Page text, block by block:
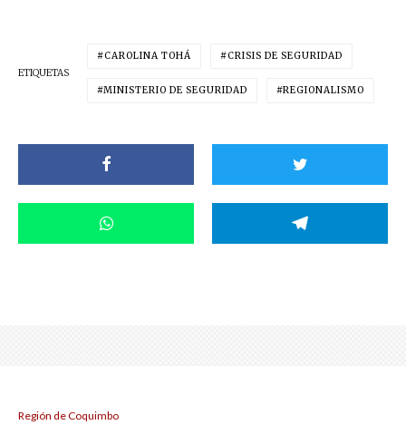
ETIQUETAS
CAROLINA TOHÁ CRISIS DE SEGURIDAD
MINISTERIO DE SEGURIDAD REGIONALISMO
Región de Coquimbo